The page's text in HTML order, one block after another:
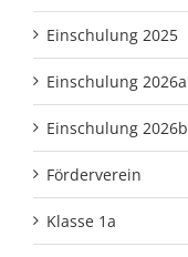
Einschulung 2025
Einschulung 2026a
Einschulung 2026b
Förderverein
Klasse 1a